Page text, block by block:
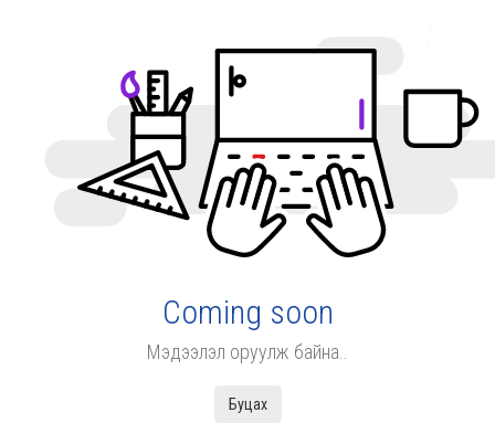
Coming soon
Мэдээлэл оруулж байна..
Буцах